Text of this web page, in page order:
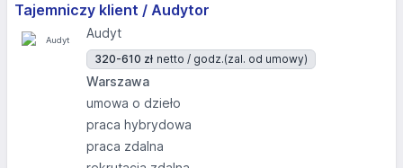
Tajemniczy klient / Audytor
Audyt
320-610 zł netto / godz.(zal. od umowy)
Warszawa
umowa o dzieło
praca hybrydowa
praca zdalna